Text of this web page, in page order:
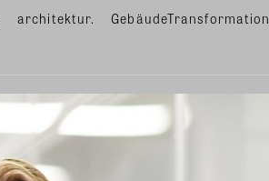
architektur. GebäudeTransformation